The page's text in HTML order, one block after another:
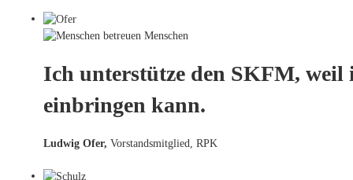
Ich unterstütze den SKFM,
einbringen kann.
Ludwig Ofer, Vorstandsmitglied, RPK